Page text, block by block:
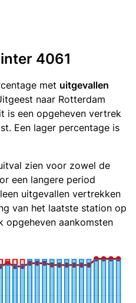
4061
met uitgevallen
naar Rotterdam
is een opgeheven vertrek
Een lager percentage is
zien voor zowel de
een langere period
uitgevallen vertrekken
van het laatste station op
opgeheven aankomsten